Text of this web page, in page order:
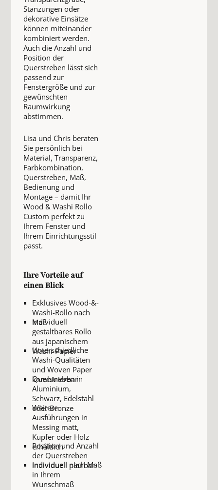
Stanzungen oder
dekorative Einsätze
können miteinander
kombiniert werden.
Auch die Anzahl und
Position der
Querstreben lässt sich
passend zur
Fenstergröße und zur
gewünschten
Raumwirkung
abstimmen.
Lisa und Chris beraten
Sie persönlich bei
Material, Transparenz,
Farbkombination,
Querstreben, Maß,
Bedienung und
Montage – damit Ihr
Wood & Washi Rollo
Custom perfekt zu
Ihrem Fenster und
Ihrem Einrichtungsstil
passt.
Ihre Vorteile auf
einen Blick
Exklusives Wood-&-
Washi-Rollo nach
Maß
Individuell
gestaltbares Rollo
aus japanischem
Washi-Papier
Unterschiedliche
Washi-Qualitäten
und Woven Paper
kombinierbar
Querstreben in
Aluminium,
Schwarz, Edelstahl
oder Bronze
Weitere
Ausführungen in
Messing matt,
Kupfer oder Holz
erhältlich
Position und Anzahl
der Querstreben
individuell planbar
Individuell nach Maß
in Ihrem
Wunschmaß